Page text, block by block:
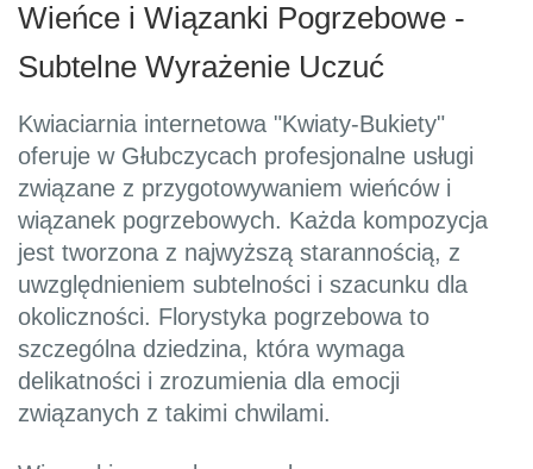
Wieńce i Wiązanki Pogrzebowe -
Subtelne Wyrażenie Uczuć
Kwiaciarnia internetowa "Kwiaty-Bukiety"
oferuje w Głubczycach profesjonalne usługi
związane z przygotowywaniem wieńców i
wiązanek pogrzebowych. Każda kompozycja
jest tworzona z najwyższą starannością, z
uwzględnieniem subtelności i szacunku dla
okoliczności. Florystyka pogrzebowa to
szczególna dziedzina, która wymaga
delikatności i zrozumienia dla emocji
związanych z takimi chwilami.